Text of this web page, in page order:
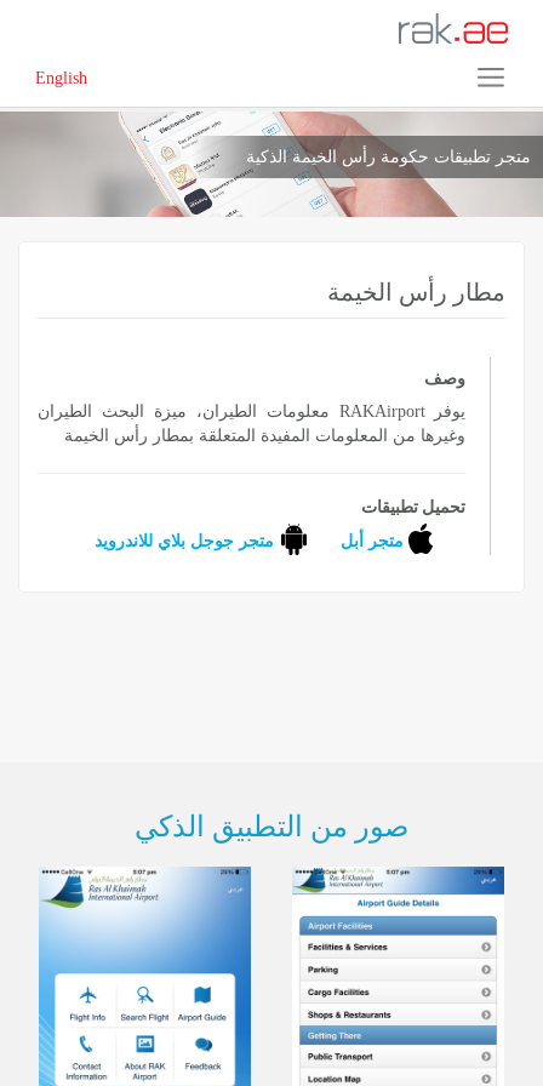
English
متجر تطبيقات حكومة رأس الخيمة الذكية
مطار رأس الخيمة
وصف
يوفر RAKAirport معلومات الطيران، ميزة البحث الطيران
وغيرها من المعلومات المفيدة المتعلقة بمطار رأس الخيمة
تحميل تطبيقات
متجر أبل متجر جوجل بلاي للاندرويد
صور من التطبيق الذكي